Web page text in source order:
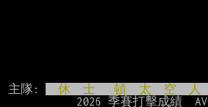
主隊:
  休  士   頓  太  空  人